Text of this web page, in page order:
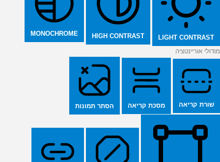
LIGHT CONTRAST
HIGH CONTRAST
MONOCHROME
מודולי אוריינטציה
שורת קריאה מסכת קריאה הסתר תמונות